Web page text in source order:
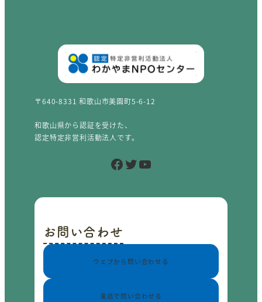
〒640-8331 和歌山市美園町5-6-12
和歌山県から認証を受けた、
認定特定非営利活動法人です。
Facebook Twitter YouTube
お問い合わせ
ウェブから問い合わせる
電話で問い合わせる